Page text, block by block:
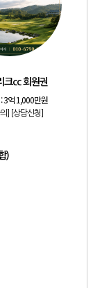
크cc 회원권
3억 1,000만원
] [상담신청]
)